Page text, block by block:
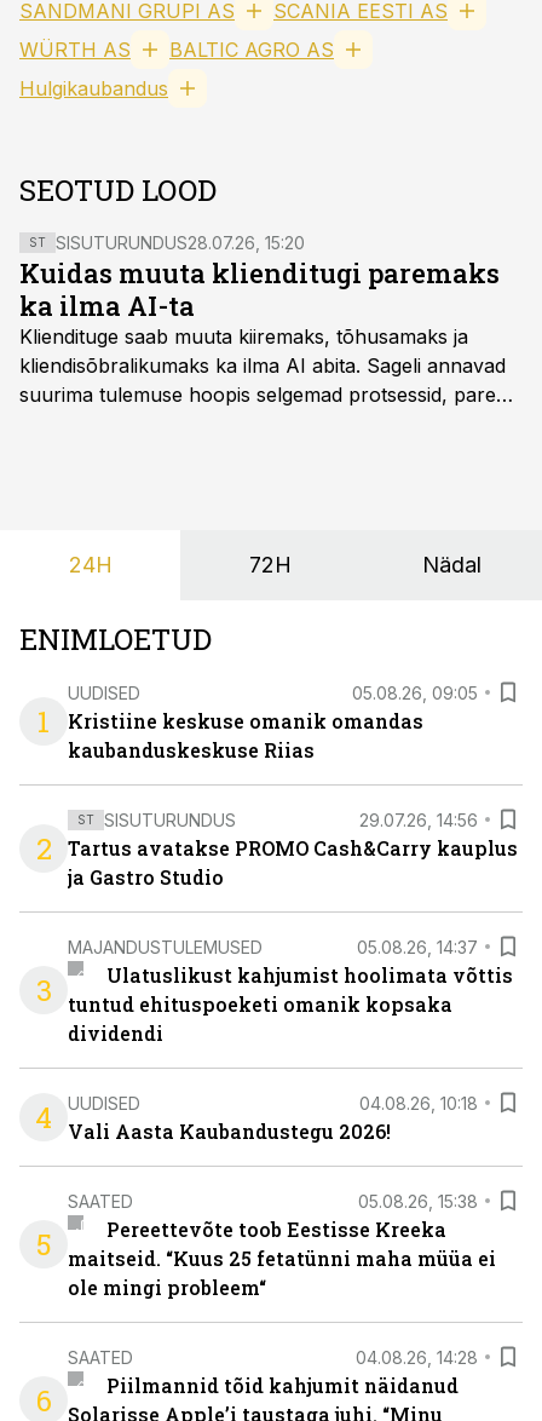
SANDMANI GRUPI AS
SCANIA EESTI AS
WÜRTH AS
BALTIC AGRO AS
Hulgikaubandus
SEOTUD LOOD
ST SISUTURUNDUS28.07.26, 15:20
Kuidas muuta klienditugi paremaks
ka ilma AI-ta
Kliendituge saab muuta kiiremaks, tõhusamaks ja
kliendisõbralikumaks ka ilma AI abita. Sageli annavad
suurima tulemuse hoopis selgemad protsessid, parem
24H 72H Nädal
ENIMLOETUD
1
UUDISED 05.08.26, 09:05
Kristiine keskuse omanik omandas
kaubanduskeskuse Riias
2
ST SISUTURUNDUS 29.07.26, 14:56
Tartus avatakse PROMO Cash&Carry kauplus
ja Gastro Studio
3
MAJANDUSTULEMUSED 05.08.26, 14:37
Ulatuslikust kahjumist hoolimata võttis
tuntud ehituspoeketi omanik kopsaka
dividendi
4 UUDISED 04.08.26, 10:18
Vali Aasta Kaubandustegu 2026!
5
SAATED 05.08.26, 15:38
Pereettevõte toob Eestisse Kreeka
maitseid. “Kuus 25 fetatünni maha müüa ei
ole mingi probleem“
6
SAATED 04.08.26, 14:28
Piilmannid tõid kahjumit näidanud
Solarisse Apple’i taustaga juhi. “Minu